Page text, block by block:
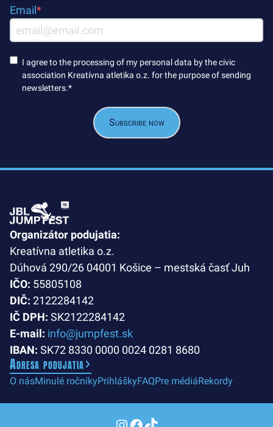
Email*
Consent*
I agree to the processing of my personal data by the civic
association Kreatívna atletika o.z. for the purpose of sending
newsletters.*
Organizátor podujatia:
Kreatívna atletika o.z.
Dúhová 290/26 04001 Košice – mestská časť Juh
IČO: 55805108
DIČ: 2122284142
IČ DPH: SK2122284142
E-mail: info@jumpfest.sk
IBAN: SK72 8330 0000 0024 0281 8680
Adresa podujatia
O násMinulé ročníkyPrihláškyFAQPre médiáRekordy